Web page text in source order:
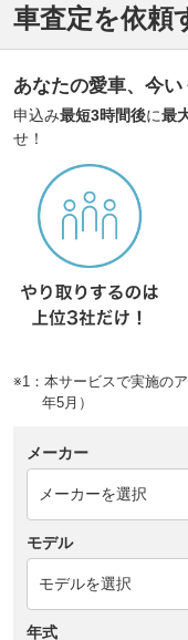
車査定を依頼
あなたの愛車、今い
申込み最短3時間後に最
せ！
※1：本サービスで実施の
年5月）
メーカー
モデル
年式